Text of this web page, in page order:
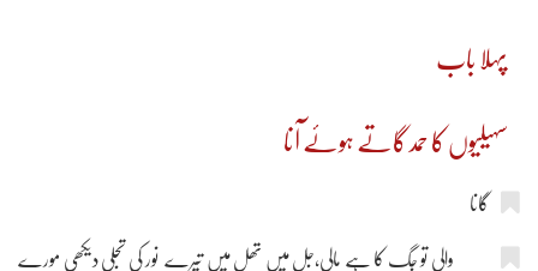
پہلا باب
سہیلیوں کا حمد گاتے ہوئے آنا
گانا
والی تو جگ کا ہے مالی،جل میں تھل میں تیرے نور کی تجلی دیکھی مورے